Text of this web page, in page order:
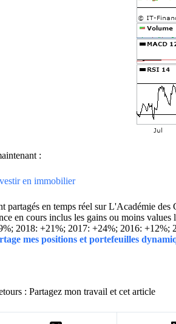
:
en immobilier
partagés en temps réel sur L'Académie
en cours inclus les gains ou moins
2018: +21%; 2017: +24%; 2016:
mes positions et portefeuilles
: Partagez mon travail et cet article